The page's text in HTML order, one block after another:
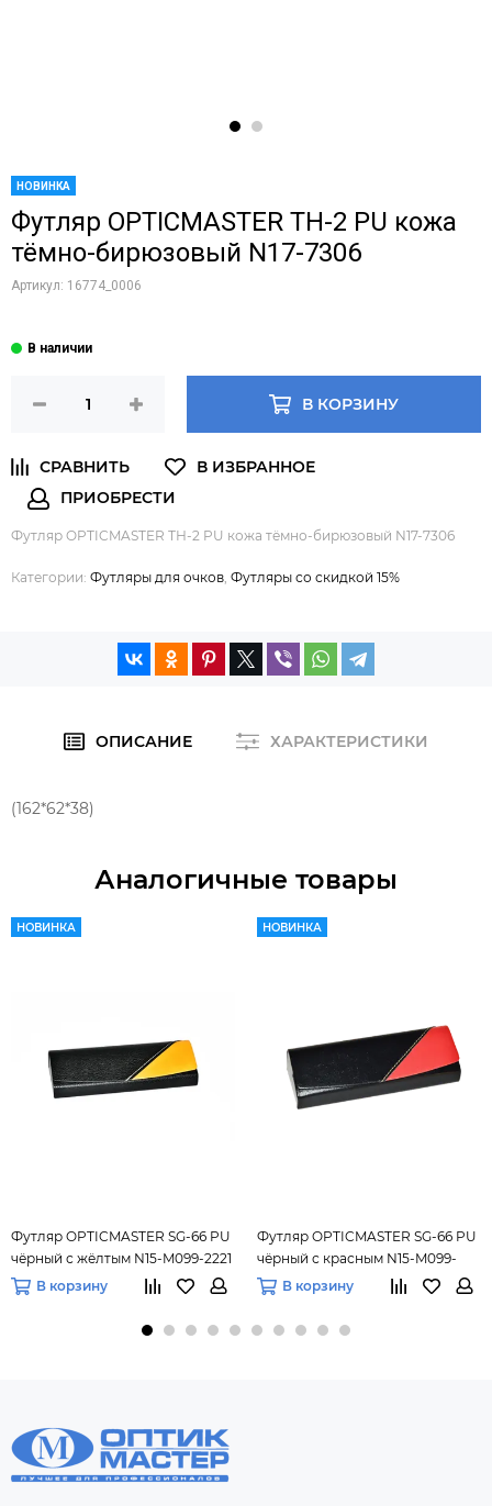
НОВИНКА
Футляр OPTICMASTER ТН-2 PU кожа
тёмно-бирюзовый N17-7306
Артикул: 16774_0006
В КОРЗИНУ
Футляр OPTICMASTER ТН-2 PU кожа тёмно-бирюзовый N17-7306
Категории: Футляры для очков, Футляры со скидкой 15%
ОПИСАНИЕ ХАРАКТЕРИСТИКИ
(162*62*38)
Аналогичные товары
НОВИНКА
Футляр OPTICMASTER SG-66 PU
чёрный с жёлтым N15-M099-2221
В корзину
НОВИНКА
Футляр OPTICMASTER SG-66 PU
чёрный с красным N15-M099-
4410-1В корзину